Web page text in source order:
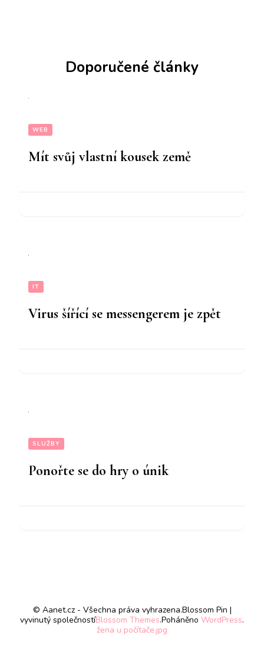
Doporučené články
WEB
Mít svůj vlastní kousek země
IT
Virus šířící se messengerem je zpět
SLUŽBY
Ponořte se do hry o únik
© Aanet.cz - Všechna práva vyhrazena.Blossom Pin |
vyvinutý společnostíBlossom Themes.Poháněno WordPress.
žena u počítače.jpg